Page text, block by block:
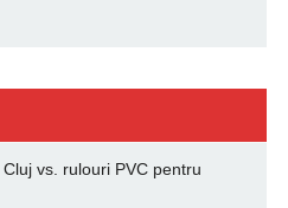
vs. rulouri PVC pentru